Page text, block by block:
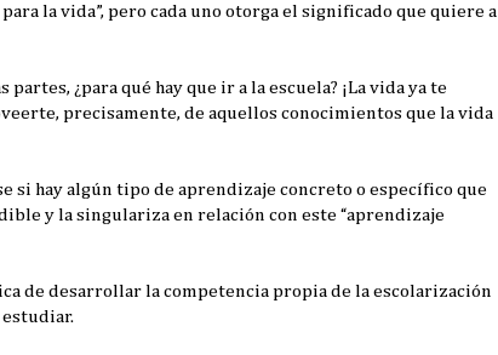
la vida”, pero cada uno otorga el significado que quiere a
¿para qué hay que ir a la escuela? ¡La vida ya te
precisamente, de aquellos conocimientos que la vida
si hay algún tipo de aprendizaje concreto o específico que
y la singulariza en relación con este “aprendizaje
de desarrollar la competencia propia de la escolarización